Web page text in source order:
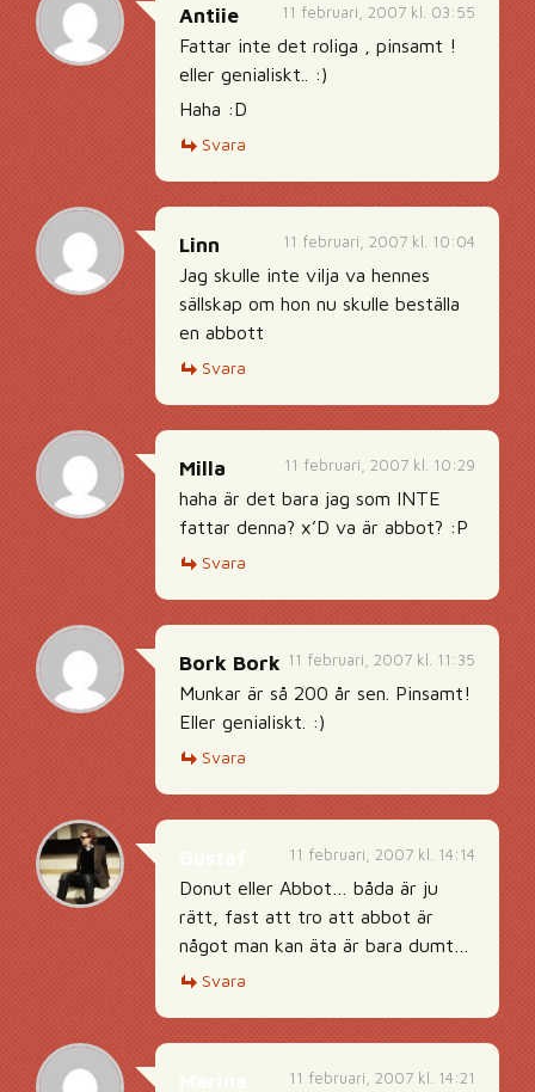
11 februari, 2007 kl. 03:55
Antiie
Fattar inte det roliga , pinsamt !
eller genialiskt.. :)
Haha :D
Svara
11 februari, 2007 kl. 10:04
Linn
Jag skulle inte vilja va hennes
sällskap om hon nu skulle beställa
en abbott
Svara
11 februari, 2007 kl. 10:29
Milla
haha är det bara jag som INTE
fattar denna? x’D va är abbot? :P
Svara
11 februari, 2007 kl. 11:35
Bork Bork
Munkar är så 200 år sen. Pinsamt!
Eller genialiskt. :)
Svara
11 februari, 2007 kl. 14:14
Donut eller Abbot… båda är ju
rätt, fast att tro att abbot är
något man kan äta är bara dumt…
Svara
11 februari, 2007 kl. 14:21